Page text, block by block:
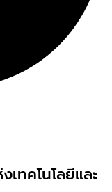
ทคโนโลยีและ